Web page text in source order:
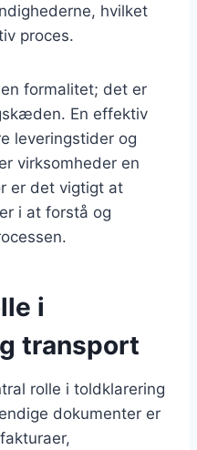
hvilket
proces.
formalitet; det er
En effektiv
leveringstider og
virksomheder en
er det vigtigt at
i at forstå og
i
transport
rolle i toldklarering
dokumenter er